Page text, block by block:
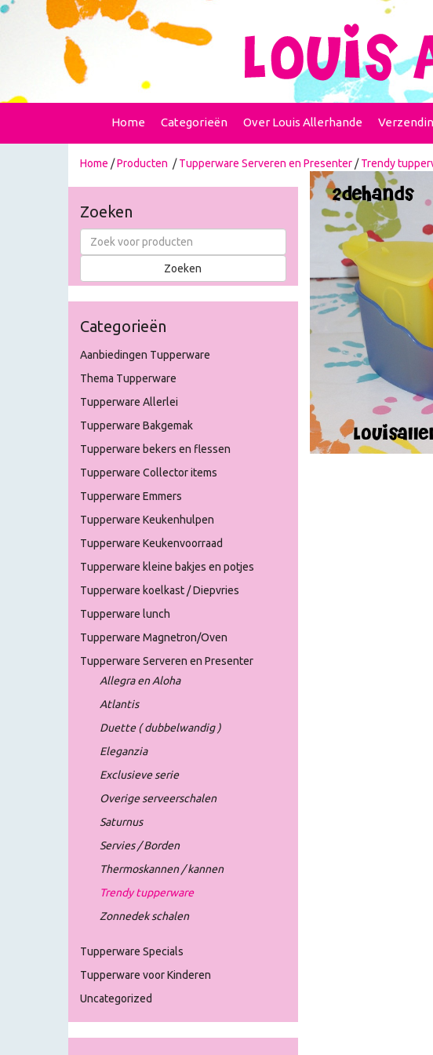
Home Categorieën Over Louis Allerhande
Home /Producten /Tupperware Serveren en Presenter /Trendy
Zoeken
Categorieën
Aanbiedingen Tupperware
Thema Tupperware
Tupperware Allerlei
Tupperware Bakgemak
Tupperware bekers en flessen
Tupperware Collector items
Tupperware Emmers
Tupperware Keukenhulpen
Tupperware Keukenvoorraad
Tupperware kleine bakjes en potjes
Tupperware koelkast / Diepvries
Tupperware lunch
Tupperware Magnetron/Oven
Tupperware Serveren en Presenter
Allegra en Aloha
Atlantis
Duette ( dubbelwandig )
Eleganzia
Exclusieve serie
Overige serveerschalen
Saturnus
Servies / Borden
Thermoskannen / kannen
Trendy tupperware
Zonnedek schalen
Tupperware Specials
Tupperware voor Kinderen
Uncategorized